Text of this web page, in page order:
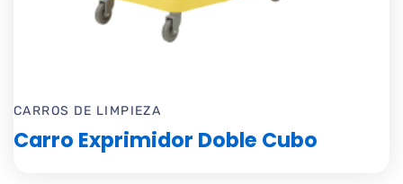
CARROS DE LIMPIEZA
Carro Exprimidor Doble Cubo